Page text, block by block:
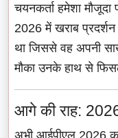
चयनकर्ता हमेशा
2026 में खराब
था जिससे वह अपनी
मौका उनके हाथ से
आगे की राह:
अभी आईपीएल 2026